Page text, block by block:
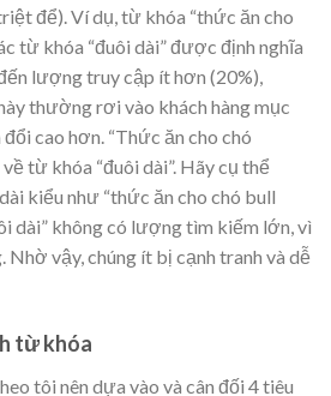
để). Ví dụ, từ khóa “thức ăn cho
từ khóa “đuôi dài” được định nghĩa
lượng truy cập ít hơn (20%),
thường rơi vào khách hàng mục
cao hơn. “Thức ăn cho chó
từ khóa “đuôi dài”. Hãy cụ thể
kiểu như “thức ăn cho chó bull
dài” không có lượng tìm kiếm lớn, vì
Nhờ vậy, chúng ít bị cạnh tranh và dễ
từ khóa
tôi nên dựa vào và cân đối 4 tiêu